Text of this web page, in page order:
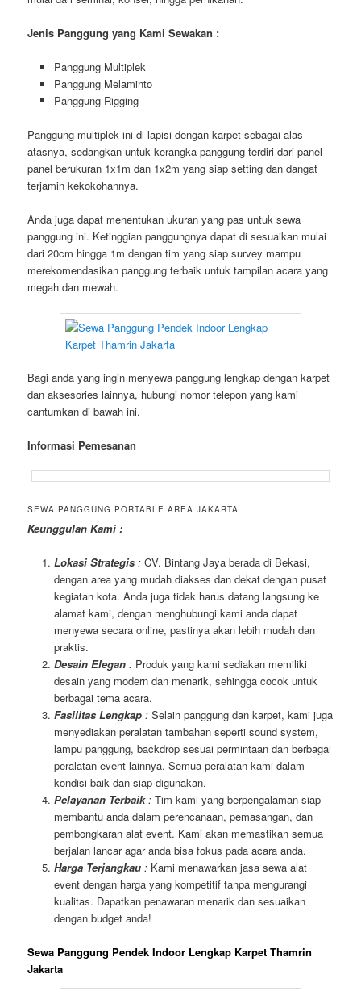
Jenis Panggung yang Kami Sewakan :
Panggung Multiplek
Panggung Melaminto
Panggung Rigging
Panggung multiplek ini di lapisi dengan karpet sebagai alas
atasnya, sedangkan untuk kerangka panggung terdiri dari panel-
panel berukuran 1x1m dan 1x2m yang siap setting dan dangat
terjamin kekokohannya.
Anda juga dapat menentukan ukuran yang pas untuk sewa
panggung ini. Ketinggian panggungnya dapat di sesuaikan mulai
dari 20cm hingga 1m dengan tim yang siap survey mampu
merekomendasikan panggung terbaik untuk tampilan acara yang
megah dan mewah.
Bagi anda yang ingin menyewa panggung lengkap dengan karpet
dan aksesories lainnya, hubungi nomor telepon yang kami
cantumkan di bawah ini.
Informasi Pemesanan
SEWA PANGGUNG PORTABLE AREA JAKARTA
Keunggulan Kami :
Lokasi Strategis :CV. Bintang Jaya berada di Bekasi,
dengan area yang mudah diakses dan dekat dengan pusat
kegiatan kota. Anda juga tidak harus datang langsung ke
alamat kami, dengan menghubungi kami anda dapat
menyewa secara online, pastinya akan lebih mudah dan
praktis.
Desain Elegan:Produk yang kami sediakan memiliki
desain yang modern dan menarik, sehingga cocok untuk
berbagai tema acara.
Fasilitas Lengkap:Selain panggung dan karpet, kami juga
menyediakan peralatan tambahan seperti sound system,
lampu panggung, backdrop sesuai permintaan dan berbagai
peralatan event lainnya. Semua peralatan kami dalam
kondisi baik dan siap digunakan.
Pelayanan Terbaik:Tim kami yang berpengalaman siap
membantu anda dalam perencanaan, pemasangan, dan
pembongkaran alat event. Kami akan memastikan semua
berjalan lancar agar anda bisa fokus pada acara anda.
Harga Terjangkau:Kami menawarkan jasa sewa alat
event dengan harga yang kompetitif tanpa mengurangi
kualitas. Dapatkan penawaran menarik dan sesuaikan
dengan budget anda!
Sewa Panggung Pendek Indoor Lengkap Karpet Thamrin
Jakarta